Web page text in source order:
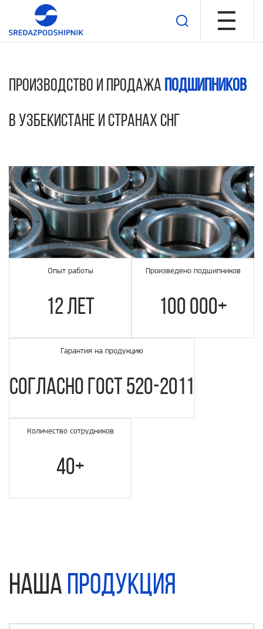
Производство и продажа подшипников
в Узбекистане и странах СНГ
Опыт работы
12 лет
Произведено подшипников
100 000+
Гарантия на продукцию
согласно ГОСТ 520-2011
Количество сотрудников
40+
Наша продукция